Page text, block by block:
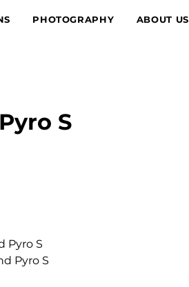
PHOTOGRAPHY ABOUT US
S
Pyro S
Pyro S